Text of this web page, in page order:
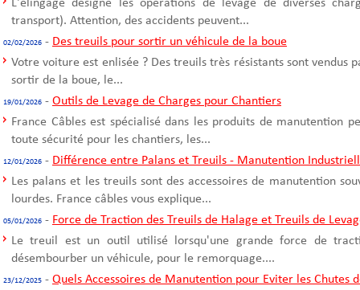
L'élingage désigne les opérations de levage de diverses
transport). Attention, des accidents peuvent...
02/02/2026 - Des treuils pour sortir un véhicule de la boue
Votre voiture est enlisée ? Des treuils très résistants sont vendus
sortir de la boue, le...
19/01/2026 - Outils de Levage de Charges pour Chantiers
France Câbles est spécialisé dans les produits de manutention
toute sécurité pour les chantiers, les...
12/01/2026 - Différence entre Palans et Treuils - Manutention
Les palans et les treuils sont des accessoires de manutention
lourdes. France câbles vous explique...
05/01/2026 - Force de Traction des Treuils de Halage et Treuils de
Le treuil est un outil utilisé lorsqu'une grande force de
désembourber un véhicule, pour le remorquage....
23/12/2025 - Quels Accessoires de Manutention pour Eviter les Chutes